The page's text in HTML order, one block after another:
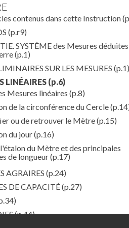
contenus dans cette Instruction
(p.r9)
SYSTÈME des Mesures
(p.1)
SUR LES MESURES (p.1)
LINÉAIRES (p.6)
Mesures linéaires (p.8)
de la circonférence du Cercle
ou de retrouver le Mètre(p.15)
du jour(p.16)
du Mètre et des principales
de longueur(p.17)
AGRAIRES (p.24)
DE CAPACITÉ(p.27)
(p.44)